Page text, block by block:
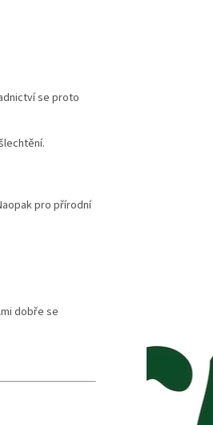
se proto
pro přírodní
dobře se